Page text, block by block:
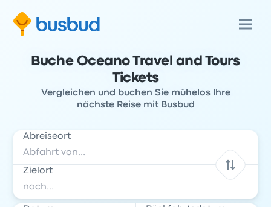
Buche Oceano Travel and Tours
Tickets
Vergleichen und buchen Sie mühelos Ihre
nächste Reise mit Busbud
Abreiseort
Zielort